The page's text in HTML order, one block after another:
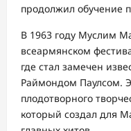
продолжил обучение
В 1963 году Муслим
всеармянском
где стал замечен
Раймондом Паулсом.
плодотворного
который создал для